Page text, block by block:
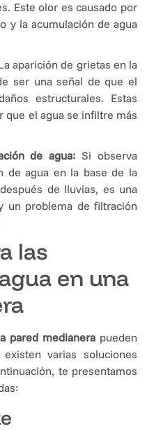
Este olor es causado por
y la acumulación de agua
aparición de grietas en la
ser una señal de que el
estructurales. Estas
el agua se infiltre más
de agua: Si observa
de agua en la base de la
de lluvias, es una
un problema de filtración
las
en una
pared medianera pueden
varias soluciones
te presentamos